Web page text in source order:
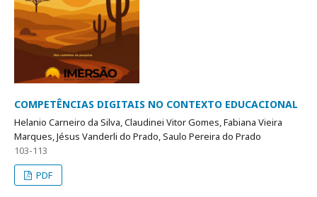
COMPETÊNCIAS DIGITAIS NO CONTEXTO EDUCACIONAL
Helanio Carneiro da Silva, Claudinei Vitor Gomes, Fabiana Vieira
Marques, Jésus Vanderli do Prado, Saulo Pereira do Prado
103-113
PDF